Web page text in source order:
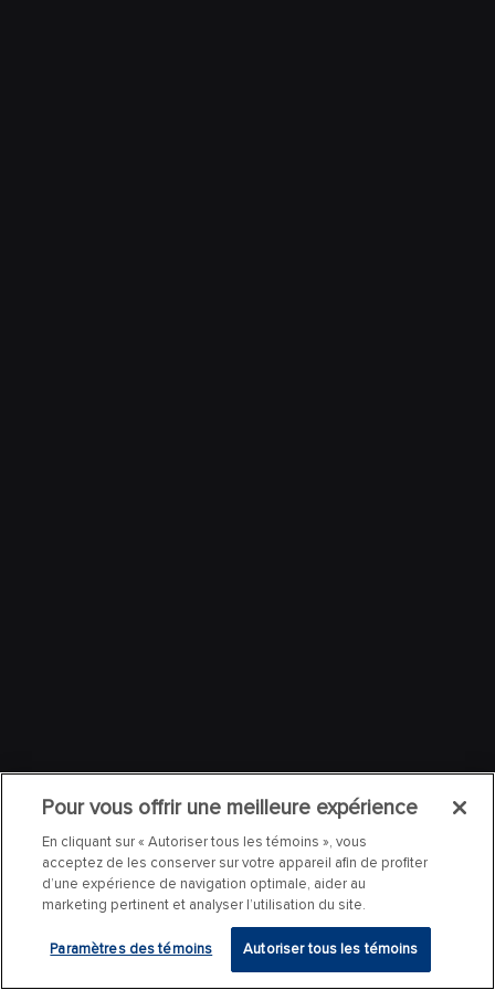
Pour vous offrir une meilleure expérience
En cliquant sur « Autoriser tous les témoins », vous
acceptez de les conserver sur votre appareil afin de profiter
d’une expérience de navigation optimale, aider au
marketing pertinent et analyser l’utilisation du site.
Paramètres des témoins Autoriser tous les témoins